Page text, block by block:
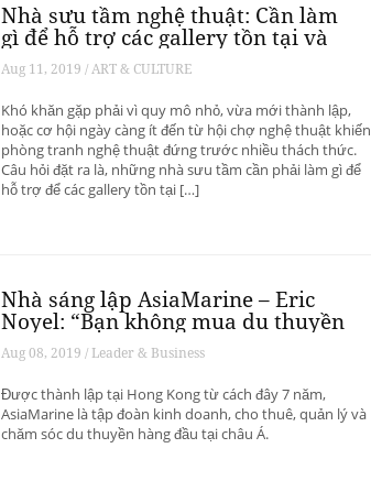
Nhà sưu tầm nghệ thuật: Cần làm
gì để hỗ trợ các gallery tồn tại và
phát triển? – Phần 1
Aug 11, 2019 / ART & CULTURE
Khó khăn gặp phải vì quy mô nhỏ, vừa mới thành lập,
hoặc cơ hội ngày càng ít đến từ hội chợ nghệ thuật khiến
phòng tranh nghệ thuật đứng trước nhiều thách thức.
Câu hỏi đặt ra là, những nhà sưu tầm cần phải làm gì để
hỗ trợ để các gallery tồn tại […]
Nhà sáng lập AsiaMarine – Eric
Noyel: “Bạn không mua du thuyền
để đầu tư sinh lời”
Aug 08, 2019 / Leader & Business
Được thành lập tại Hong Kong từ cách đây 7 năm,
AsiaMarine là tập đoàn kinh doanh, cho thuê, quản lý và
chăm sóc du thuyền hàng đầu tại châu Á.